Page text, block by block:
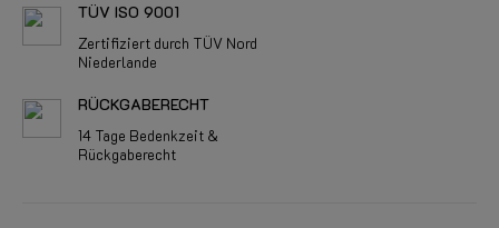
TÜV ISO 9001
Zertifiziert durch TÜV Nord
Niederlande
RÜCKGABERECHT
14 Tage Bedenkzeit &
Rückgaberecht